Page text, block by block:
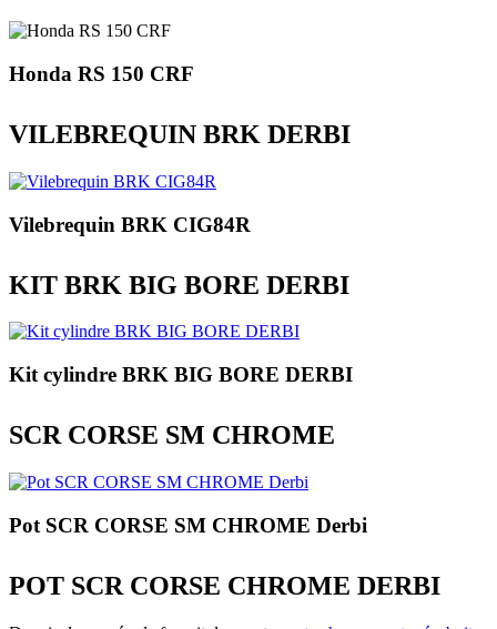
Honda RS 150 CRF
VILEBREQUIN BRK DERBI
Vilebrequin BRK CIG84R
KIT BRK BIG BORE DERBI
Kit cylindre BRK BIG BORE DERBI
SCR CORSE SM CHROME
Pot SCR CORSE SM CHROME Derbi
POT SCR CORSE CHROME DERBI